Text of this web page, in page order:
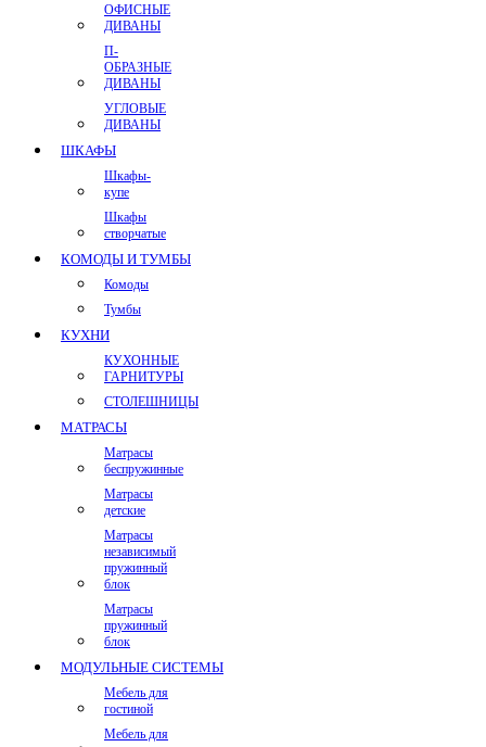
ОФИСНЫЕ
ДИВАНЫ
П-
ОБРАЗНЫЕ
ДИВАНЫ
УГЛОВЫЕ
ДИВАНЫ
ШКАФЫ
Шкафы-
купе
Шкафы
створчатые
КОМОДЫ И ТУМБЫ
Комоды
Тумбы
КУХНИ
КУХОННЫЕ
ГАРНИТУРЫ
СТОЛЕШНИЦЫ
МАТРАСЫ
Матрасы
беспружинные
Матрасы
детские
Матрасы
независимый
пружинный
блок
Матрасы
пружинный
блок
МОДУЛЬНЫЕ СИСТЕМЫ
Мебель для
гостиной
Мебель для